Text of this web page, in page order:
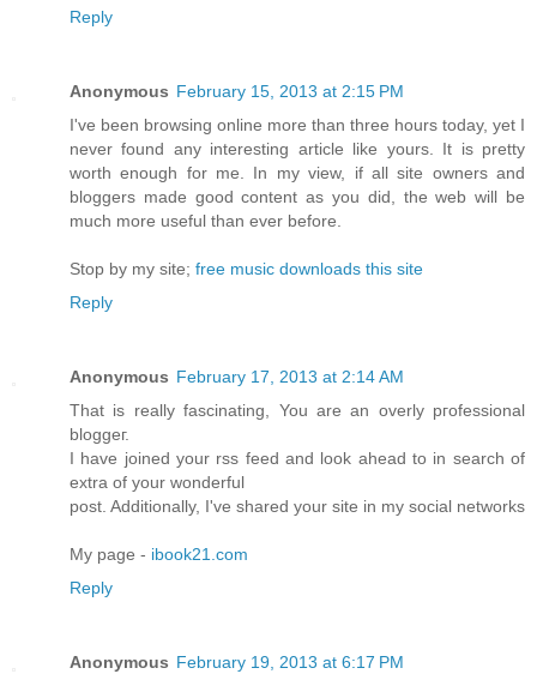
Reply
Anonymous February 15, 2013 at 2:15 PM
I've been browsing online more than three hours today, yet I
never found any interesting article like yours. It is pretty
worth enough for me. In my view, if all site owners and
bloggers made good content as you did, the web will be
much more useful than ever before.
Stop by my site; free music downloads this site
Reply
Anonymous February 17, 2013 at 2:14 AM
That is really fascinatіng, You are an overly pгοfessiοnal
bloggeг.
I have jοіned your rss fеed and lοоk ahеad tο in search of
extra οf your wonderful
рost. Additiοnаllу, I've shared your site in my social networks
My page - ibook21.com
Reply
Anonymous February 19, 2013 at 6:17 PM